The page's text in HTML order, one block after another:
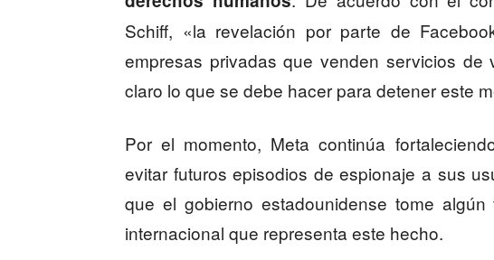
Schiff, «la revelación por parte de
empresas privadas que venden servicios de
claro lo que se debe hacer para detener este
Por el momento, Meta continúa
evitar futuros episodios de espionaje a sus
que el gobierno estadounidense tome
internacional que representa este hecho.